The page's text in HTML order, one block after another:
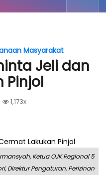
Masyarakat
Jeli dan
Pinjol
1,173x
Ketua OJK Regional 5
Direktur Pengaturan, Perizinan